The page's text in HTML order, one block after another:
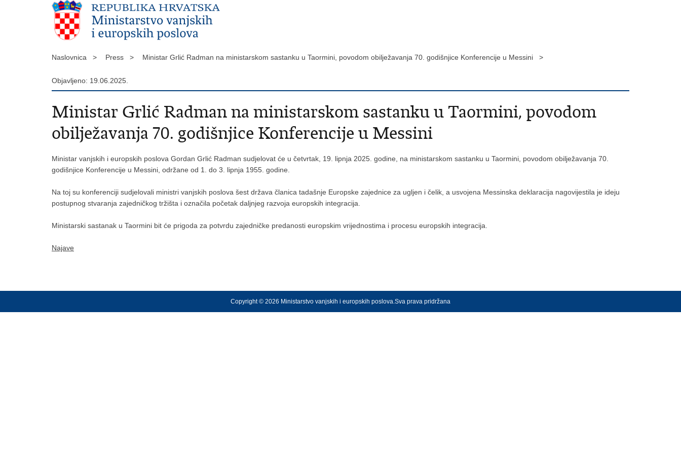
Naslovnica > Press > Ministar Grlić Radman na ministarskom sastanku u Taormini, povodom obilježavanja 70. godišnjice Konferencije u Messini >
Objavljeno: 19.06.2025.
Ministar Grlić Radman na ministarskom sastanku u Taormini, povodom
obilježavanja 70. godišnjice Konferencije u Messini
Ministar vanjskih i europskih poslova Gordan Grlić Radman sudjelovat će u četvrtak, 19. lipnja 2025. godine, na ministarskom sastanku u Taormini, povodom obilježavanja 70.
godišnjice Konferencije u Messini, održane od 1. do 3. lipnja 1955. godine.
Na toj su konferenciji sudjelovali ministri vanjskih poslova šest država članica tadašnje Europske zajednice za ugljen i čelik, a usvojena Messinska deklaracija nagovijestila je ideju
postupnog stvaranja zajedničkog tržišta i označila početak daljnjeg razvoja europskih integracija.
Ministarski sastanak u Taormini bit će prigoda za potvrdu zajedničke predanosti europskim vrijednostima i procesu europskih integracija.
Najave
Copyright © 2026 Ministarstvo vanjskih i europskih poslova.Sva prava pridržana